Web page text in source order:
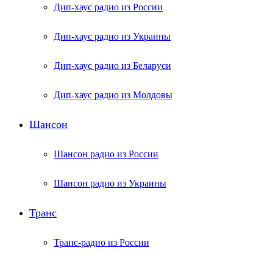
Дип-хаус радио из России
Дип-хаус радио из Украины
Дип-хаус радио из Беларуси
Дип-хаус радио из Молдовы
Шансон
Шансон радио из России
Шансон радио из Украины
Транс
Транс-радио из России